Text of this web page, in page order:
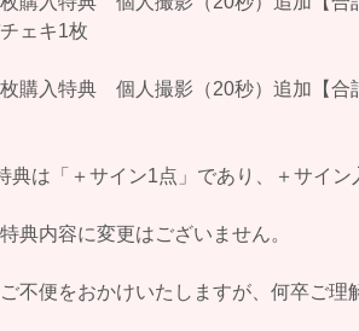
ェキ1枚
購入特典 個人撮影（20秒）追加【合
典は「＋サイン1点」であり、＋サイ
典内容に変更はございません。
不便をおかけいたしますが、何卒ご